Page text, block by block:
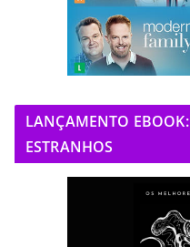
LANÇAMENTO
ESTRANHOS